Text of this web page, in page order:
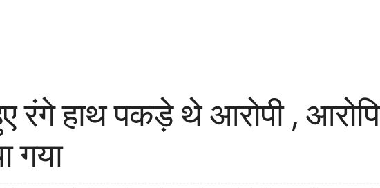
रंगे हाथ पकड़े थे आरोपी ,
गया